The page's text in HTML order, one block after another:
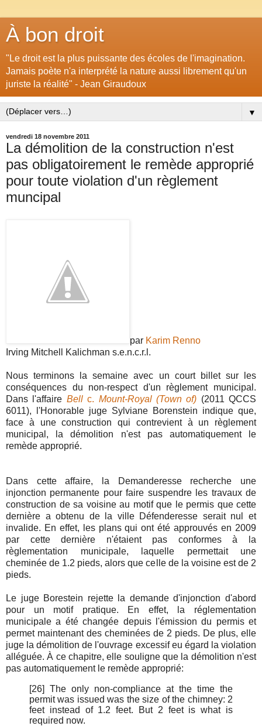
À bon droit
"Le droit est la plus puissante des écoles de l'imagination.
Jamais poète n'a interprété la nature aussi librement qu'un
juriste la réalité" - Jean Giraudoux
▼
vendredi 18 novembre 2011
La démolition de la construction n'est
pas obligatoirement le remède approprié
pour toute violation d'un règlement
muncipal
par Karim Renno
Irving Mitchell Kalichman s.e.n.c.r.l.
Nous terminons la semaine avec un court billet sur les
conséquences du non-respect d'un règlement municipal.
Dans l'affaire Bellc. Mount-Royal (Town of) (2011 QCCS
6011), l'Honorable juge Sylviane Borenstein indique que,
face à une construction qui contrevient à un règlement
municipal, la démolition n'est pas automatiquement le
remède approprié.
Dans cette affaire, la Demanderesse recherche une
injonction permanente pour faire suspendre les travaux de
construction de sa voisine au motif que le permis que cette
dernière a obtenu de la ville Défenderesse serait nul et
invalide. En effet, les plans qui ont été approuvés en 2009
par cette dernière n'étaient pas conformes à la
règlementation municipale, laquelle permettait une
cheminée de 1.2 pieds, alors que celle de la voisine est de 2
pieds.
Le juge Borestein rejette la demande d'injonction d'abord
pour un motif pratique. En effet, la réglementation
municipale a été changée depuis l'émission du permis et
permet maintenant des cheminées de 2 pieds. De plus, elle
juge la démolition de l'ouvrage excessif eu égard la violation
alléguée. À ce chapitre, elle souligne que la démolition n'est
pas automatiquement le remède approprié:
[26] The only non-compliance at the time the
permit was issued was the size of the chimney: 2
feet instead of 1.2 feet. But 2 feet is what is
required now.